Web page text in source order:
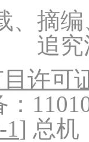
、摘
追
许可
] 总机